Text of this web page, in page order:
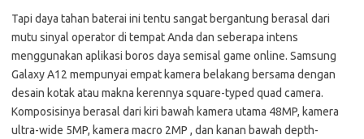
Tapi daya tahan baterai ini tentu sangat bergantung berasal dari
mutu sinyal operator di tempat Anda dan seberapa intens
menggunakan aplikasi boros daya semisal game online. Samsung
Galaxy A12 mempunyai empat kamera belakang bersama dengan
desain kotak atau makna kerennya square-typed quad camera.
Komposisinya berasal dari kiri bawah kamera utama 48MP, kamera
ultra-wide 5MP, kamera macro 2MP , dan kanan bawah depth-